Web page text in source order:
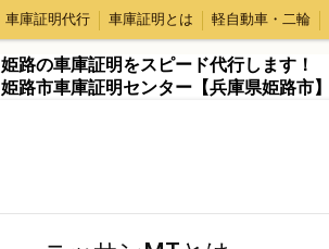
車庫証明代行 車庫証明とは 軽自動車・二輪
姫路の車庫証明をスピード代行します！
姫路市車庫証明センター【兵庫県姫路市】